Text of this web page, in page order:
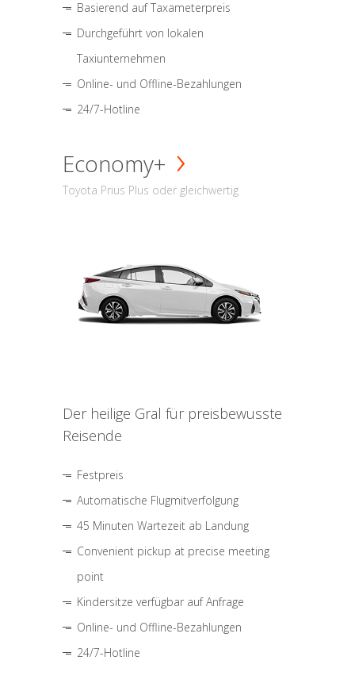
Basierend auf Taxameterpreis
Durchgeführt von lokalen
Taxiunternehmen
Online- und Offline-Bezahlungen
24/7-Hotline
Economy+
Toyota Prius Plus oder gleichwertig
Der heilige Gral für preisbewusste
Reisende
Festpreis
Automatische Flugmitverfolgung
45 Minuten Wartezeit ab Landung
Convenient pickup at precise meeting
point
Kindersitze verfügbar auf Anfrage
Online- und Offline-Bezahlungen
24/7-Hotline